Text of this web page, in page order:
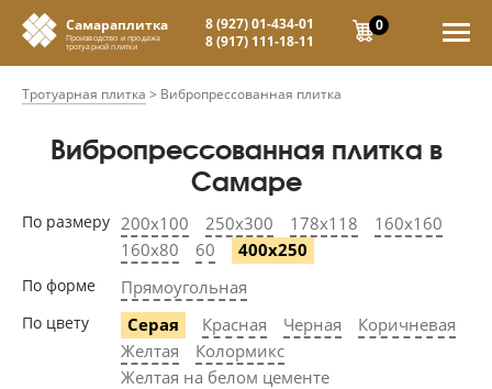
Самараплитка
Производство и продажа
тротуарной плитки
8 (927) 01-434-01
8 (917) 111-18-11
0
Тротуарная плитка > Вибропрессованная плитка
Вибропрессованная плитка в
Самаре
По размеру 200х100 250х300 178х118
160х160
160х80
60 400х250
По форме Прямоугольная
По цвету Серая Красная Черная
Коричневая
Желтая
Колормикс
Желтая на белом цементе